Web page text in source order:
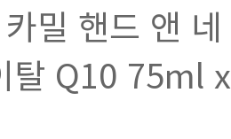
밀 핸드 앤 네
탈 Q10 75ml x